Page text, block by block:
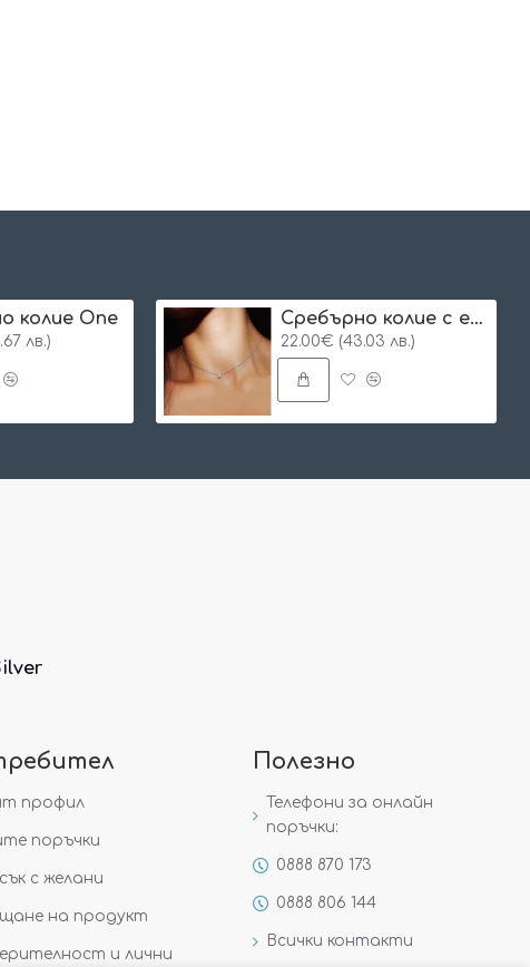
колие One
лв.)
Сребърнo колие с едно камъче
22.00€ (43.03 лв.)
профил
поръчки
с желани
на продукт
и лични
Полезно
Телефони за онлайн
поръчки:
0888 870 173
0888 806 144
Всички контакти